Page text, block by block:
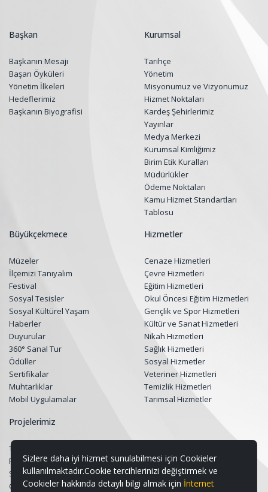
Başkan
Başkanın Mesajı
Başarı Öyküleri
Yönetim İlkeleri
Hedeflerimiz
Başkanın Biyografisi
Kurumsal
Tarihçe
Yönetim
Misyonumuz ve Vizyonumuz
Hizmet Noktaları
Kardeş Şehirlerimiz
Yayınlar
Medya Merkezi
Kurumsal Kimliğimiz
Birim Etik Kuralları
Müdürlükler
Ödeme Noktaları
Kamu Hizmet Standartları
Tablosu
Büyükçekmece
Müzeler
İlçemizi Tanıyalım
Festival
Sosyal Tesisler
Sosyal Kültürel Yaşam
Haberler
Duyurular
360° Sanal Tur
Ödüller
Sertifikalar
Muhtarlıklar
Mobil Uygulamalar
Hizmetler
Cenaze Hizmetleri
Çevre Hizmetleri
Eğitim Hizmetleri
Okul Öncesi Eğitim Hizmetleri
Gençlik ve Spor Hizmetleri
Kültür ve Sanat Hizmetleri
Nikah Hizmetleri
Sağlık Hizmetleri
Sosyal Hizmetler
Veteriner Hizmetleri
Temizlik Hizmetleri
Tarımsal Hizmetler
Projelerimiz
Tüm Projeler
Restorasyon Projeleri
Sosyal Belediyecilik Projeleri
Gençlik ve Spor Projeleri
Sizlere daha iyi hizmet sunulabilmesi için Cookieler
kullanılmaktadır.Cookie tercihlerinizi değiştirmek ve
Cookieler hakkında detaylı bilgi almak için İnternet